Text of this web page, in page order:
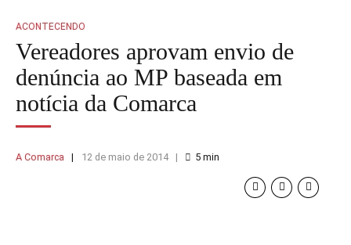
ACONTECENDO
Vereadores aprovam envio de
denúncia ao MP baseada em
notícia da Comarca
A Comarca 12 de maio de 2014 5 min